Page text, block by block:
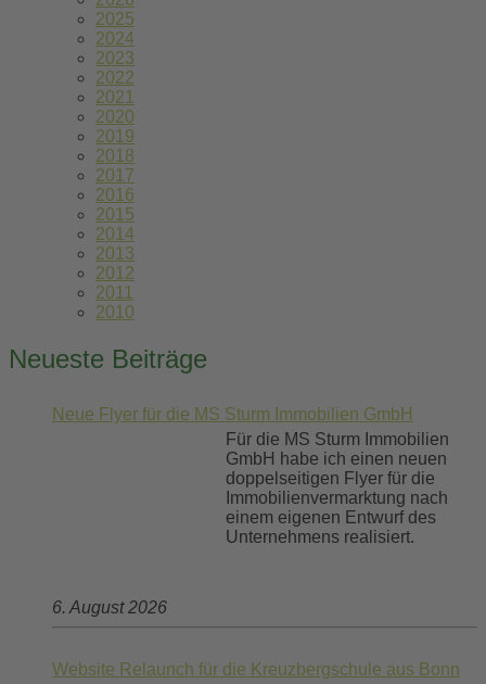
2025
2024
2023
2022
2021
2020
2019
2018
2017
2016
2015
2014
2013
2012
2011
2010
Neueste Beiträge
Neue Flyer für die MS Sturm Immobilien GmbH
Für die MS Sturm Immobilien
GmbH habe ich einen neuen
doppelseitigen Flyer für die
Immobilienvermarktung nach
einem eigenen Entwurf des
Unternehmens realisiert.
6. August 2026
Website Relaunch für die Kreuzbergschule aus Bonn